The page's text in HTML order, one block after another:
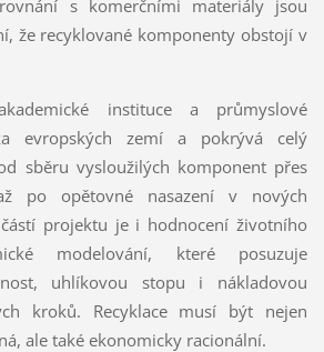
s komerčními materiály jsou
že recyklované komponenty obstojí v
instituce a průmyslové
evropských zemí a pokrývá celý
sběru vysloužilých komponent přes
po opětovné nasazení v nových
projektu je i hodnocení životního
modelování, které posuzuje
uhlíkovou stopu i nákladovou
kroků. Recyklace musí být nejen
ale také ekonomicky racionální.